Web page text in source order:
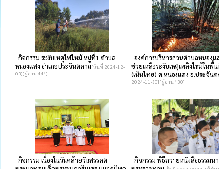
กิจกรรม ระงับเหตุไฟไหม้ หมู่ที่1 ตำบล
หนองแสง อำเภอประจันตคาม[วันที่ 2024-12-
03][ผู้อ่าน 444]
องค์การบริหารส่วนตำบลหนองแ
ช่วยเหลือระงับเหตุเพลิงไหม้ในพื้
(เนินไทย) ต.หนองแสง อ.ประจัน
2024-11-30][ผู้อ่าน 430]
กิจกรรม เนื่องในวันคล้ายวันสรรคต
กิจกรรม พิธีถวายหนังสือธรรมน